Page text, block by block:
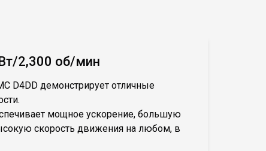
2,300 об/мин
D4DD демонстрирует отличные
мощное ускорение, большую
скорость движения на любом, в